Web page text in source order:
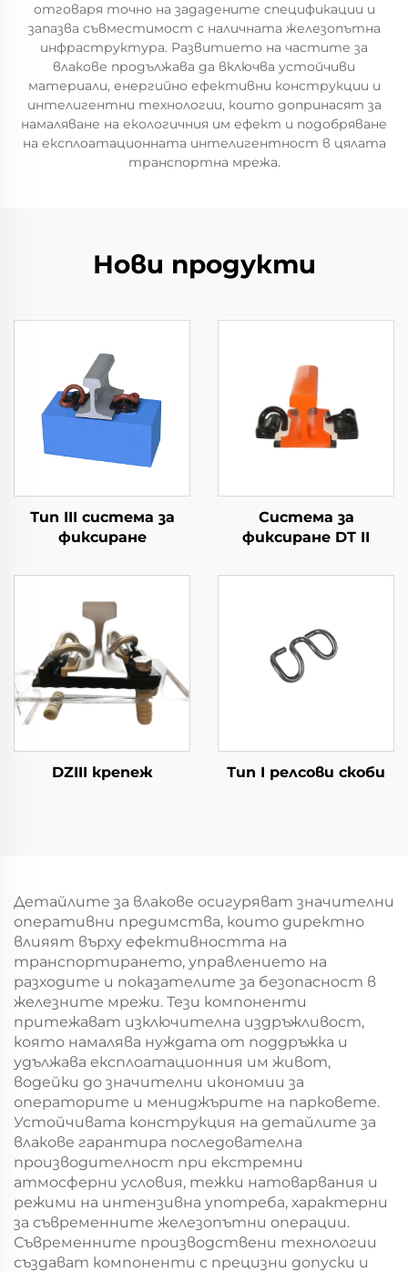
отговаря точно на зададените спецификации и
запазва съвместимост с наличната железопътна
инфраструктура. Развитието на частите за
влакове продължава да включва устойчиви
материали, енергийно ефективни конструкции и
интелигентни технологии, които допринасят за
намаляване на екологичния им ефект и подобряване
на експлоатационната интелигентност в цялата
транспортна мрежа.
Нови продукти
Тип III система за
фиксиране
Система за
фиксиране DT II
DZIII крепеж Тип I релсови скоби
Детайлите за влакове осигуряват значителни
оперативни предимства, които директно
влияят върху ефективността на
транспортирането, управлението на
разходите и показателите за безопасност в
железните мрежи. Тези компоненти
притежават изключителна издръжливост,
която намалява нуждата от поддръжка и
удължава експлоатационния им живот,
водейки до значителни икономии за
операторите и мениджърите на парковете.
Устойчивата конструкция на детайлите за
влакове гарантира последователна
производителност при екстремни
атмосферни условия, тежки натоварвания и
режими на интензивна употреба, характерни
за съвременните железопътни операции.
Съвременните производствени технологии
създават компоненти с прецизни допуски и